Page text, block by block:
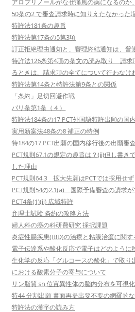
アロプリノールがなぜ痛風の薬になるのか
50条の2 で審査請求時に知りえたなかった
特許法181条の趣旨
特許法第17条の5第3項
訂正拒絶理由通知と、審理終結通知は、普
特許法126条第4項の条文の読み取り 請求
るときは、請求項の全てについて行わなけ
特許法第14条と特許法第9条との関係
「条約」足切回避作戦
パリ条第1条（４）
特許法184条の17 PCT外国語特許出願の国
実用新案法48条の8 補正の特例
特184の17 PCT出願の国内移行後の出願審
PCT規則67.1の規定の趣旨は？(ii)但し書き
した理由
PCT規則64.3 拡大先願はPCTでは採用せず
PCT規則54の2.1(a) 国際予備審査の請求が
PCT4条(1)(ii) 広域特許
弁理士試験 条約の攻略方法
婦人科の癌の科研費研究 採択課題
炎症性腸疾患(IBD)の治療と粘膜治癒に関
電子伝達系や酸化反応で電子はどのように
生化学の反応「グルコースの酸化」で取り
における酸素分子の寄与について
リン脂質 sn 位置異性体の脳内分布を可視化
特44 分割出願 書面再提出要不要の網羅的
特許法の漢字の読み方